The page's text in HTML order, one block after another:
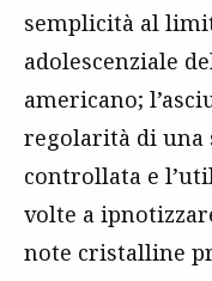
semplicità al
adolescenziale
americano;
regolarità di una
controllata e
volte a
note cristalline